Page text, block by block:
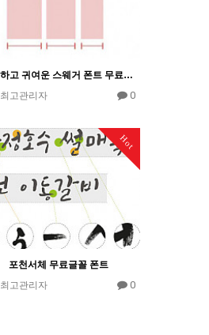
상큼하고 귀여운 스웨거 폰트 무료다운
최고관리자 0
Hot
포천서체 무료글꼴 폰트
최고관리자 0